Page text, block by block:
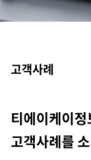
고객사례
티에이케이
고객사례를